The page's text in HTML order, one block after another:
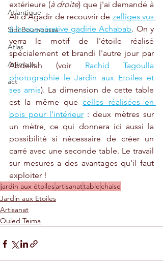
Atlantique
Sidi Boumoussa
Atlas
Animaux
act
extérieure (à droite) que j'ai demandé à
Ali d'Agadir de recouvrir de zelliges vus
à la coopérative gadirie Achabab. On y
verra le motif de l'étoile réalisé
spécialement et brandi l'autre jour par
Abdellah (voir Rachid Tagoulla
photographie le Jardin aux Etoiles et
ses amis). La dimension de cette table
est la même que celles réalisées en
bois pour l'intérieur : deux mètres sur
un mètre, ce qui donnera ici aussi la
possibilité si nécessaire de créer un
carré avec une seconde table. Le travail
sur mesures a des avantages qu'il faut
exploiter !
jardin aux étoilesartisanattablechaise
Jardin aux Etoiles
Artisanat
Ouled Teima